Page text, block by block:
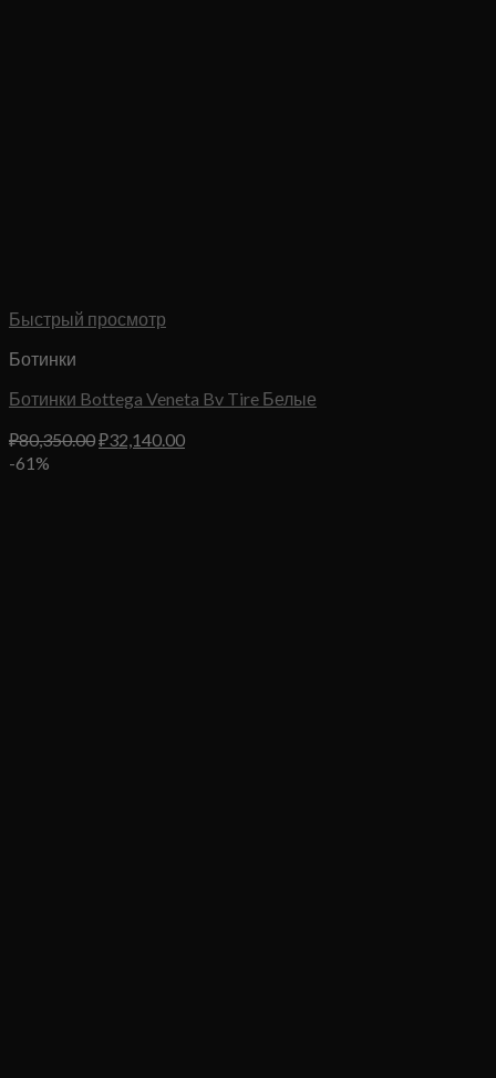
Быстрый просмотр
Ботинки
Ботинки Bottega Veneta Bv Tire Белые
₽80,350.00Первоначальная
₽32,140.00Текущая
-61%